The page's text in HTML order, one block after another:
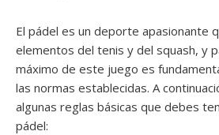
El pádel es un deporte apasionante
elementos del tenis y del squash, y
máximo de este juego es
las normas establecidas. A
algunas reglas básicas que debes
pádel: